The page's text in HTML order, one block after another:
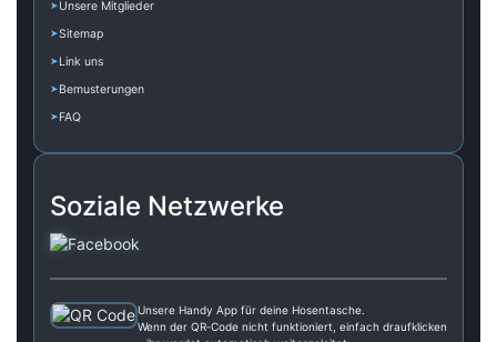
Unsere Mitglieder
Sitemap
Link uns
Bemusterungen
FAQ
Soziale Netzwerke
Unsere Handy App für deine Hosentasche.
Wenn der QR‑Code nicht funktioniert, einfach draufklicken